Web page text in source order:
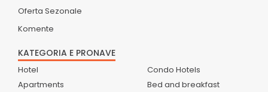
Oferta Sezonale
Komente
KATEGORIA E PRONAVE
Hotel
Apartments
Condo Hotels
Bed and breakfast